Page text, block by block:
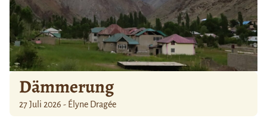
Dämmerung
27 Juli 2026 - Élyne Dragée